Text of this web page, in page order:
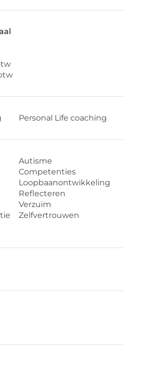
Personal Life coaching
Autisme
Competenties
Loopbaanontwikkeling
Reflecteren
Verzuim
Zelfvertrouwen